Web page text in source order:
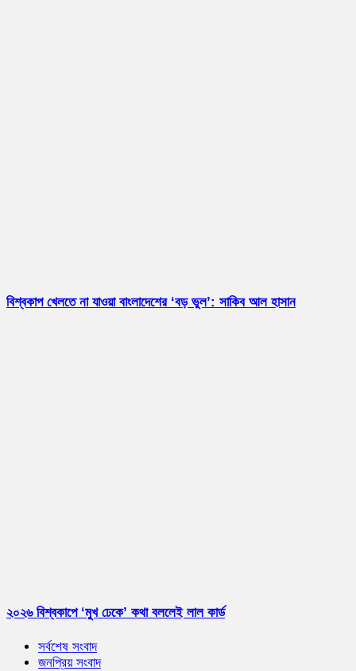
বিশ্বকাপ খেলতে না যাওয়া বাংলাদেশের ‘বড় ভুল’: সাকিব আল হাসান
২০২৬ বিশ্বকাপে ‘মুখ ঢেকে’ কথা বললেই লাল কার্ড
সর্বশেষ সংবাদ
জনপ্রিয় সংবাদ